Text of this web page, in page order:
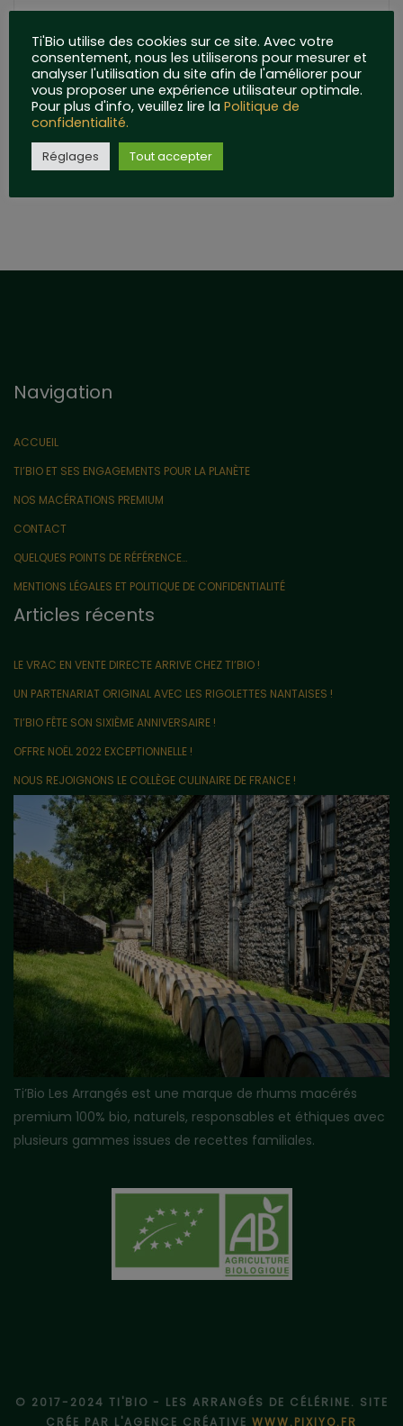
Navigation
ACCUEIL
TI’BIO ET SES ENGAGEMENTS POUR LA PLANÈTE
NOS MACÉRATIONS PREMIUM
CONTACT
QUELQUES POINTS DE RÉFÉRENCE…
MENTIONS LÉGALES ET POLITIQUE DE CONFIDENTIALITÉ
Articles récents
LE VRAC EN VENTE DIRECTE ARRIVE CHEZ TI’BIO !
UN PARTENARIAT ORIGINAL AVEC LES RIGOLETTES NANTAISES !
TI’BIO FÊTE SON SIXIÈME ANNIVERSAIRE !
OFFRE NOËL 2022 EXCEPTIONNELLE !
NOUS REJOIGNONS LE COLLÈGE CULINAIRE DE FRANCE !
Ti’Bio Les Arrangés est une marque de rhums macérés
premium 100% bio, naturels, responsables et éthiques avec
plusieurs gammes issues de recettes familiales.
© 2017-2024 TI'BIO - LES ARRANGÉS DE CÉLÉRINE. SITE
CRÉE PAR L'AGENCE CRÉATIVE WWW.PIXIYO.FR
Ti'Bio utilise des cookies sur ce site. Avec votre
consentement, nous les utiliserons pour mesurer et
analyser l'utilisation du site afin de l'améliorer pour
vous proposer une expérience utilisateur optimale.
Pour plus d'info, veuillez lire la Politique de
confidentialité.
Réglages Tout accepter